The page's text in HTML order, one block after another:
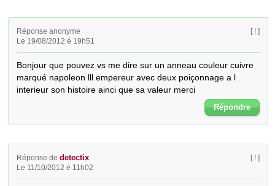
Réponse anonyme
Le 19/08/2012 é 19h51
[ ! ]
Bonjour que pouvez vs me dire sur un anneau couleur cuivre
marqué napoleon lll empereur avec deux poiçonnage a l
interieur son histoire ainci que sa valeur merci
Répondre
Réponse dedetectix
Le 11/10/2012 é 11h02
[ ! ]